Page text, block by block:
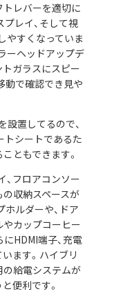
トレバーを適切に
レイ、そして視
やすくなっていま
ーヘッドアップデ
トガラスにスピー
動で確認でき見や
置してるので、
トシートであるた
ともできます。
、フロアコンソー
収納スペースが
ルダーや、ドア
やカップコーヒー
HDMI端子、充電
ます。ハイブリ
の給電システムが
便利です。